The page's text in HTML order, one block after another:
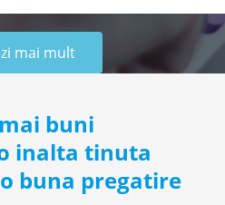
mai mult
buni
inalta tinuta
buna pregatire